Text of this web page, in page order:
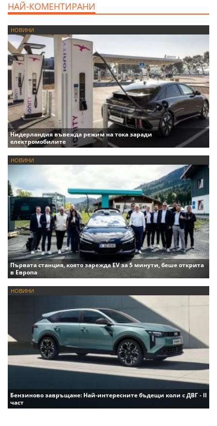
НАЙ-КОМЕНТИРАНИ
НОВИНИ
Нидерландия въвежда режим на тока заради
електромобилите
НОВИНИ
Първата станция, която зарежда EV за 5 минути, беше открита
в Европа
НОВИНИ
Бензиново завръщане: Най-интересните бъдещи коли с ДВГ - II
част